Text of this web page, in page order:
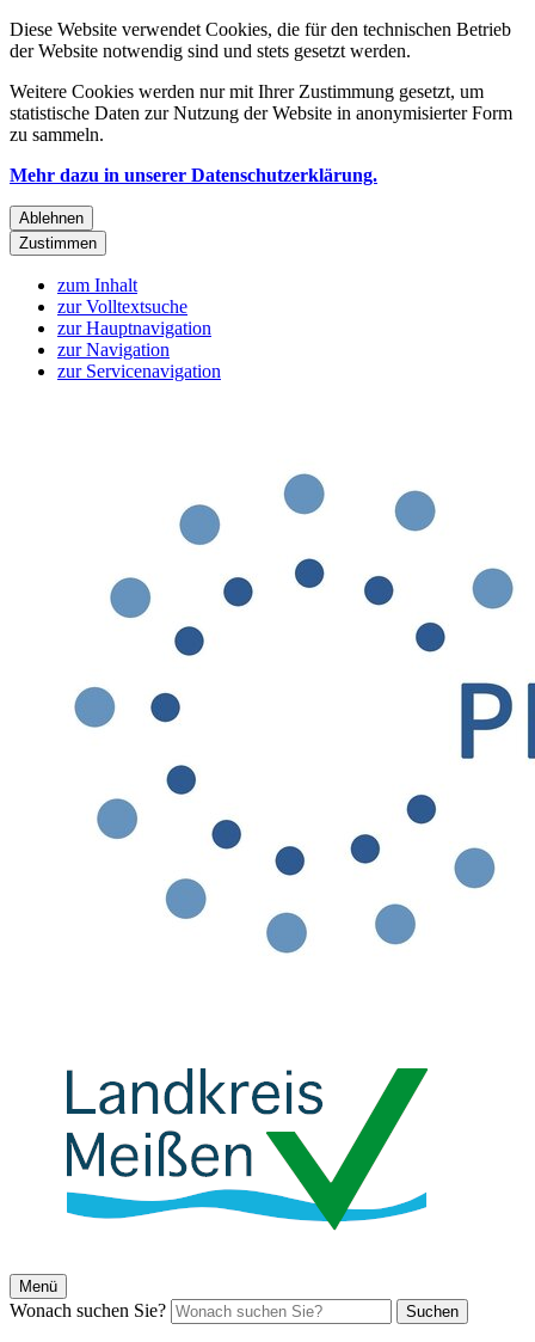
Diese Website verwendet Cookies, die für den technischen Betrieb
der Website notwendig sind und stets gesetzt werden.
Weitere Cookies werden nur mit Ihrer Zustimmung gesetzt, um
statistische Daten zur Nutzung der Website in anonymisierter Form
zu sammeln.
Mehr dazu in unserer Datenschutzerklärung.
Ablehnen
Zustimmen
zum Inhalt
zur Volltextsuche
zur Hauptnavigation
zur Navigation
zur Servicenavigation
Menü
Wonach suchen Sie? Suchen